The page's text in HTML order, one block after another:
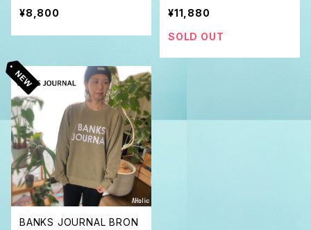
バンクス ジャーナル オーガ
ニック
¥8,800
ス ジャーナル オーガニック
プルオーバーパーカー
¥11,880
SOLD OUT
BANKS JOURNAL BRON